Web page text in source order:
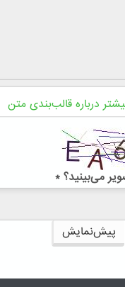
درباره قالب‌بندی متن
می‌بینید؟ *
پیش‌نمایش